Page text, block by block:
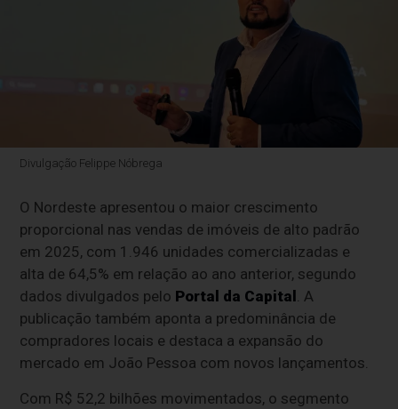
Divulgação Felippe Nóbrega
O Nordeste apresentou o maior crescimento
proporcional nas vendas de imóveis de alto padrão
em 2025, com 1.946 unidades comercializadas e
alta de 64,5% em relação ao ano anterior, segundo
dados divulgados pelo Portal da Capital . A
publicação também aponta a predominância de
compradores locais e destaca a expansão do
mercado em João Pessoa com novos lançamentos.
Com R$ 52,2 bilhões movimentados, o segmento